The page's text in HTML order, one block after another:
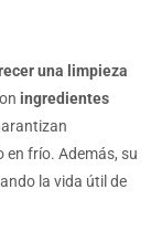
una limpieza
ingredientes
en frío. Además, su
la vida útil de